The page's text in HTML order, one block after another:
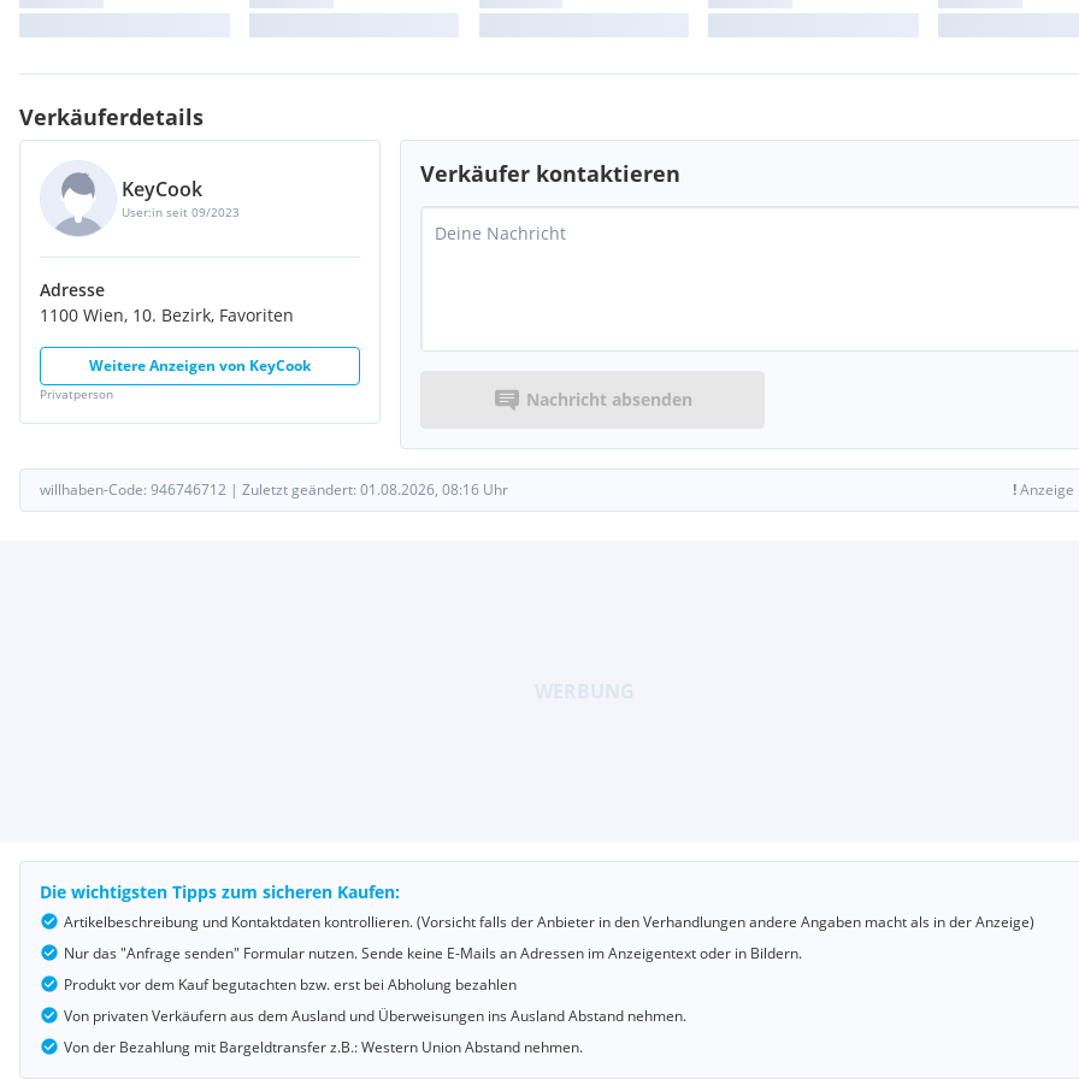
Verkäuferdetails
KeyCook
User:in seit 09/2023
Adresse
1100 Wien, 10. Bezirk, Favoriten
Weitere Anzeigen von KeyCook
Privatperson
Verkäufer kontaktieren
Nachricht absenden
willhaben-Code: 946746712 | Zuletzt geändert: 01.08.2026, 08:16 Uhr !Anzeige
Die wichtigsten Tipps zum sicheren Kaufen:
Artikelbeschreibung und Kontaktdaten kontrollieren. (Vorsicht falls der Anbieter in den Verhandlungen andere Angaben macht als in der Anzeige)
Nur das "Anfrage senden" Formular nutzen. Sende keine E-Mails an Adressen im Anzeigentext oder in Bildern.
Produkt vor dem Kauf begutachten bzw. erst bei Abholung bezahlen
Von privaten Verkäufern aus dem Ausland und Überweisungen ins Ausland Abstand nehmen.
Von der Bezahlung mit Bargeldtransfer z.B.: Western Union Abstand nehmen.